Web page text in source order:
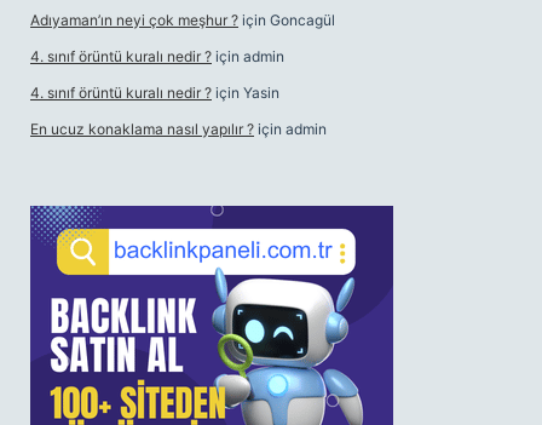
Adıyaman’ın neyi çok meşhur ? için Goncagül
4. sınıf örüntü kuralı nedir ? için admin
4. sınıf örüntü kuralı nedir ? için Yasin
En ucuz konaklama nasıl yapılır ? için admin